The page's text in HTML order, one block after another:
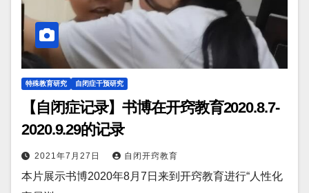
特殊教育研究 自闭症干预研究
【自闭症记录】书博在开窍教育2020.8.7-
2020.9.29的记录
2021年7月27日 自闭开窍教育
本片展示书博2020年8月7日来到开窍教育进行“人性化